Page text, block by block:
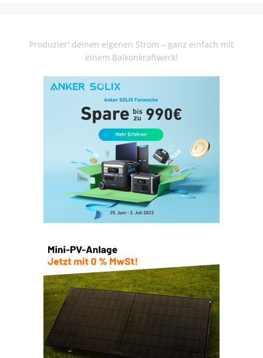
Produzier' deinen eigenen Strom – ganz einfach mit
einem Balkonkraftwerk!